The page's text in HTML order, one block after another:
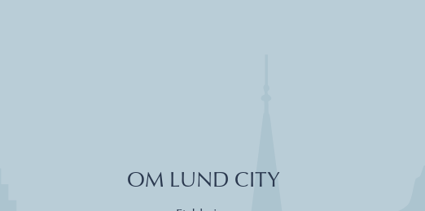
OM LUND CITY